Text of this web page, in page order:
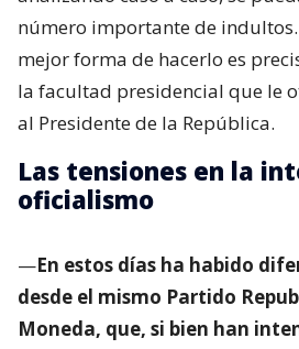
número importante de indultos.
mejor forma de hacerlo es
la facultad presidencial que le
al Presidente de la República.
Las tensiones en la
oficialismo
—En estos días ha habido
desde el mismo Partido
Moneda, que, si bien han